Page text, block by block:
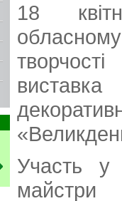
18
Участь у
майстри